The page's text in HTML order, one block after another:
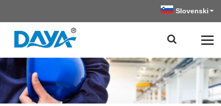
Slovenski